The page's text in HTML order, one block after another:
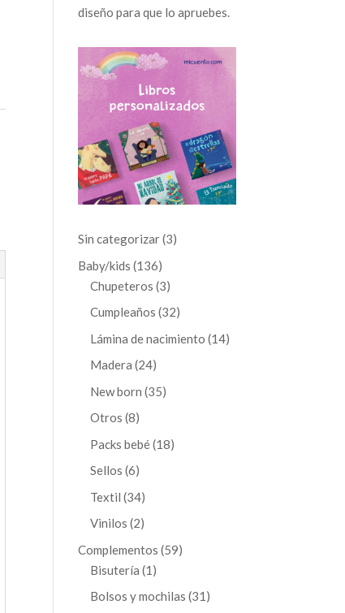
diseño para que lo apruebes.
Sin categorizar 33
Baby/kids 136136
productos
Chupeteros 33
productos
Cumpleaños 3232
productos
Lámina de nacimiento 1414
Madera 2424
productos
New born 3535
Otros 88
productos
Packs bebé 1818
Sellos 66
productos
Textil 3434
productos
Vinilos 22
productos
Complementos 5959
Bisutería 1 1
producto
Bolsos y mochilas 31 31